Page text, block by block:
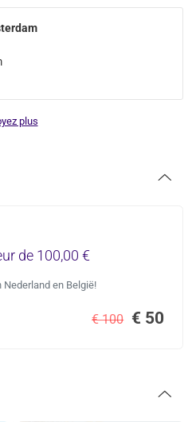
plus
de 100,00 €
en België!
€ 100 € 50